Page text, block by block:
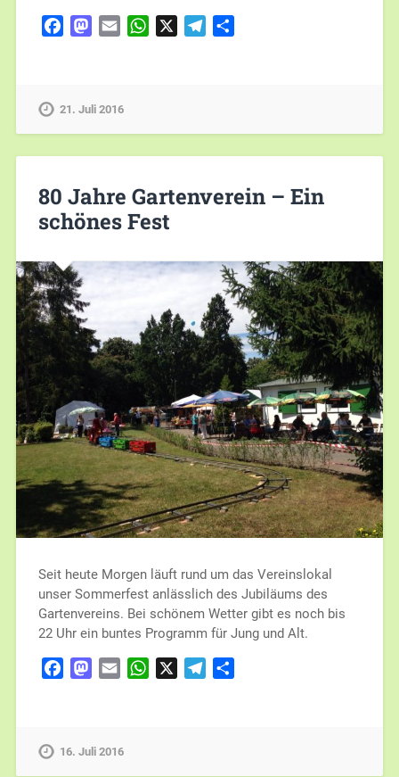
FacebookMastodon
Email WhatsApp Telegram
21. Juli 2016
80 Jahre Gartenverein – Ein
schönes Fest
Seit heute Morgen läuft rund um das Vereinslokal
unser Sommerfest anlässlich des Jubiläums des
Gartenvereins. Bei schönem Wetter gibt es noch bis
22 Uhr ein buntes Programm für Jung und Alt.
FacebookMastodon
Email WhatsApp Telegram
16. Juli 2016